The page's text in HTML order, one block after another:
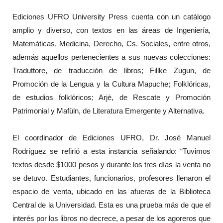
Ediciones UFRO University Press cuenta con un catálogo
amplio y diverso, con textos en las áreas de Ingeniería,
Matemáticas, Medicina, Derecho, Cs. Sociales, entre otros,
además aquellos pertenecientes a sus nuevas colecciones:
Traduttore, de traducción de libros; Fillke Zugun, de
Promoción de la Lengua y la Cultura Mapuche; Folklóricas,
de estudios folklóricos; Arjé, de Rescate y Promoción
Patrimonial y Mafüln, de Literatura Emergente y Alternativa.
El coordinador de Ediciones UFRO, Dr. José Manuel
Rodríguez se refirió a esta instancia señalando: “Tuvimos
textos desde $1000 pesos y durante los tres días la venta no
se detuvo. Estudiantes, funcionarios, profesores llenaron el
espacio de venta, ubicado en las afueras de la Biblioteca
Central de la Universidad. Esta es una prueba más de que el
interés por los libros no decrece, a pesar de los agoreros que